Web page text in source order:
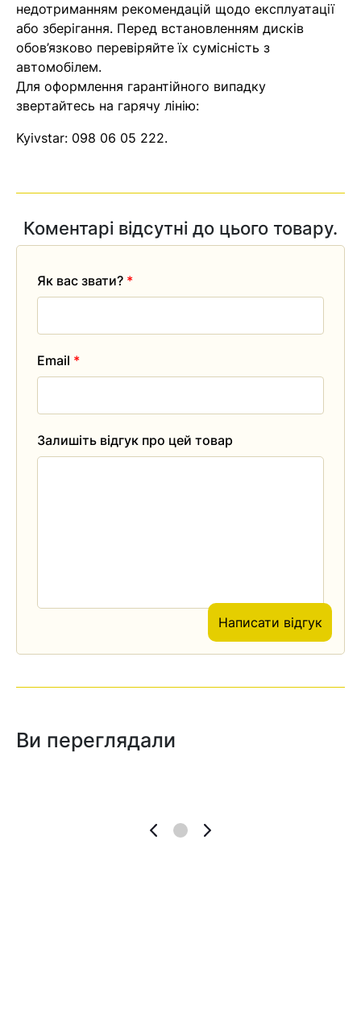
недотриманням рекомендацій щодо експлуатації
або зберігання. Перед встановленням дисків
обов’язково перевіряйте їх сумісність з
автомобілем.
Для оформлення гарантійного випадку
звертайтесь на гарячу лінію:
Kyivstar: 098 06 05 222.
Коментарі відсутні до цього товару.
Залишіть відгук про цей товар
Як вас звати? *
Email *
Написати відгук
Ви переглядали